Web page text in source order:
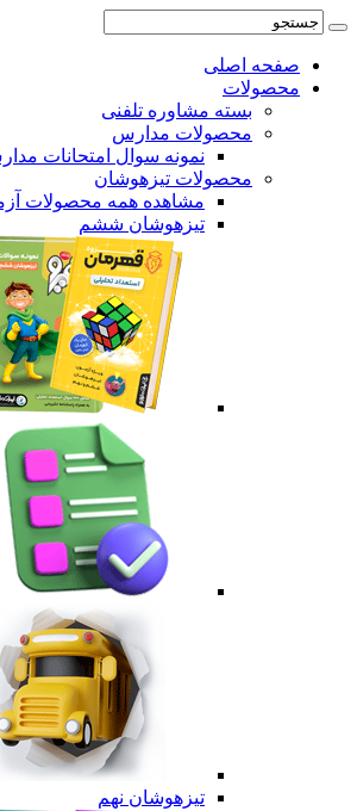
صفحه اصلی
محصولات
بسته مشاوره تلفنی
محصولات مدارس
نمونه سوال امتحانات
محصولات تیزهوشان
مشاهده همه محصولات
تیزهوشان ششم
تیزهوشان نهم